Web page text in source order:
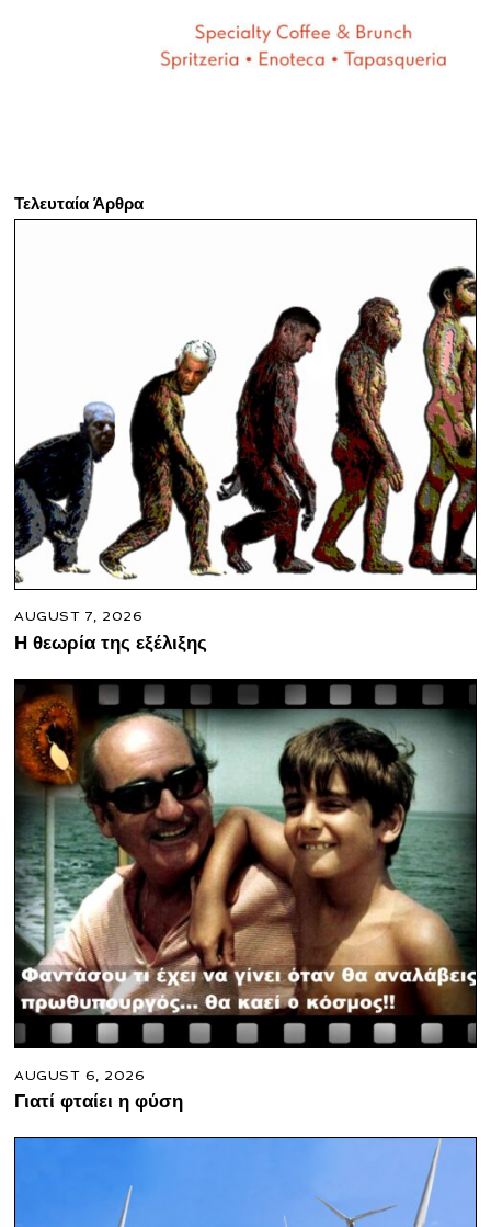
Τελευταία Άρθρα
AUGUST 7, 2026
Η θεωρία της εξέλιξης
AUGUST 6, 2026
Γιατί φταίει η φύση